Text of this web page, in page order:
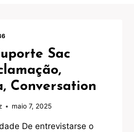
Sac
Conversation
maio 7, 2025
De entrevistarse o